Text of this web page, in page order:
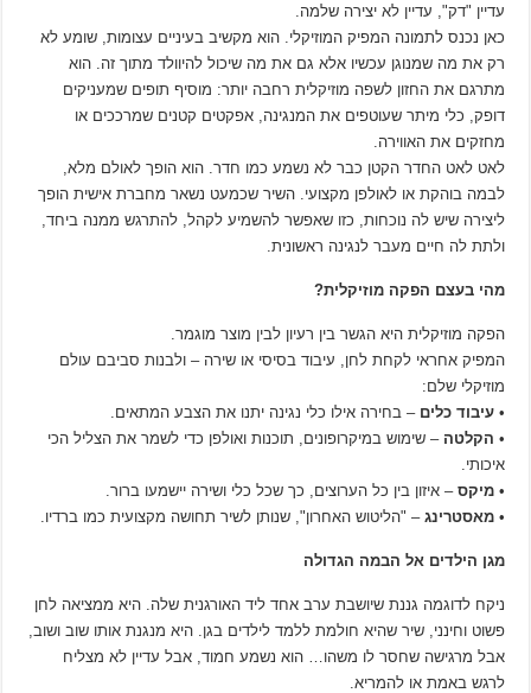
עדיין "דק", עדיין לא יצירה שלמה.
כאן נכנס לתמונה המפיק המוזיקלי. הוא מקשיב בעיניים עצומות, שומע לא
רק את מה שמנוגן עכשיו אלא גם את מה שיכול להיוולד מתוך זה. הוא
מתרגם את החזון לשפה מוזיקלית רחבה יותר: מוסיף תופים שמעניקים
דופק, כלי מיתר שעוטפים את המנגינה, אפקטים קטנים שמרככים או
מחזקים את האווירה.
לאט לאט החדר הקטן כבר לא נשמע כמו חדר. הוא הופך לאולם מלא,
לבמה בוהקת או לאולפן מקצועי. השיר שכמעט נשאר מחברת אישית הופך
ליצירה שיש לה נוכחות, כזו שאפשר להשמיע לקהל, להתרגש ממנה ביחד,
ולתת לה חיים מעבר לנגינה ראשונית.
מהי בעצם הפקה מוזיקלית?
הפקה מוזיקלית היא הגשר בין רעיון לבין מוצר מוגמר.
המפיק אחראי לקחת לחן, עיבוד בסיסי או שירה – ולבנות סביבם עולם
מוזיקלי שלם:
•עיבוד כלים – בחירה אילו כלי נגינה יתנו את הצבע המתאים.
• הקלטה – שימוש במיקרופונים, תוכנות ואולפן כדי לשמר את הצליל הכי
איכותי.
•מיקס – איזון בין כל הערוצים, כך שכל כלי ושירה יישמעו ברור.
•מאסטרינג – "הליטוש האחרון", שנותן לשיר תחושה מקצועית כמו ברדיו.
מגן הילדים אל הבמה הגדולה
ניקח לדוגמה גננת שיושבת ערב אחד ליד האורגנית שלה. היא ממציאה לחן
פשוט וחינני, שיר שהיא חולמת ללמד לילדים בגן. היא מנגנת אותו שוב ושוב,
אבל מרגישה שחסר לו משהו… הוא נשמע חמוד, אבל עדיין לא מצליח
לרגש באמת או להמריא.